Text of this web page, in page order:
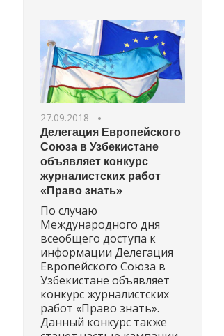
27.09.2018
Делегация Европейского
Союза в Узбекистане
объявляет конкурс
журналистских работ
«Право знать»
По случаю
Международного дня
всеобщего доступа к
информации Делегация
Европейского Союза в
Узбекистане объявляет
конкурс журналистских
работ «Право знать».
Данный конкурс также